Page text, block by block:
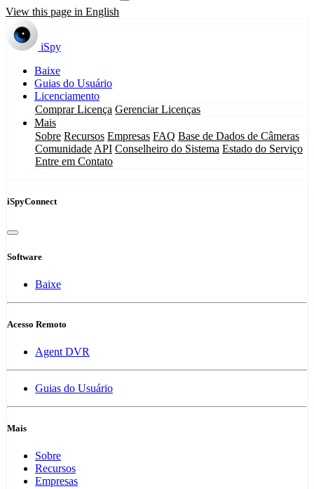
View this page in English
iSpy
Baixe
Guias do Usuário
Licenciamento
Comprar Licença Gerenciar Licenças
Mais
Sobre Recursos Empresas FAQ Base de Dados de Câmeras
Comunidade API Conselheiro do Sistema Estado do Serviço
Entre em Contato
iSpyConnect
Software
Baixe
Acesso Remoto
Agent DVR
Guias do Usuário
Mais
Sobre
Recursos
Empresas